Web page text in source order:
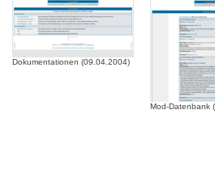
Dokumentationen (09.04.2004)
Mod-Datenbank